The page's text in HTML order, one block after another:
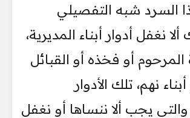
السرد شبه التفصيلي
نغفل أدوار أبناء المديرية،
أو فخذه أو القبائل
نهم، تلك الأدوار
يجب ألا ننساها أو نغفل